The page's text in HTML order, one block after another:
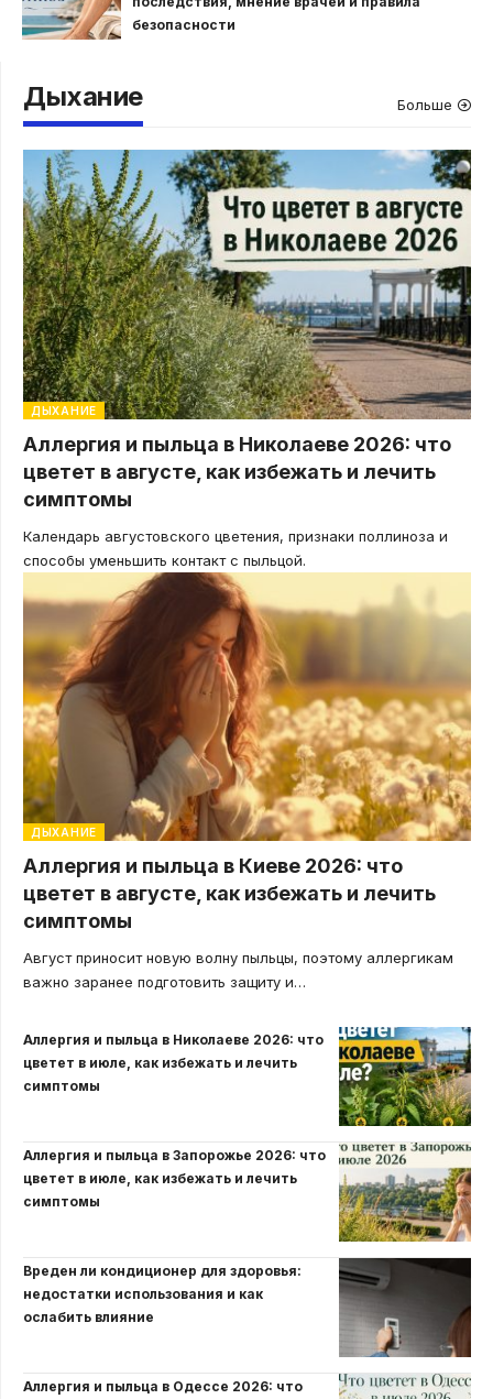
безопасности
Дыхание Больше
ДЫХАНИЕ
Аллергия и пыльца в Николаеве 2026: что
цветет в августе, как избежать и лечить
симптомы
Календарь августовского цветения, признаки поллиноза и
способы уменьшить контакт с пыльцой.
ДЫХАНИЕ
Аллергия и пыльца в Киеве 2026: что
цветет в августе, как избежать и лечить
симптомы
Август приносит новую волну пыльцы, поэтому аллергикам
важно заранее подготовить защиту и…
Аллергия и пыльца в Николаеве 2026: что
цветет в июле, как избежать и лечить
симптомы
Аллергия и пыльца в Запорожье 2026: что
цветет в июле, как избежать и лечить
симптомы
Вреден ли кондиционер для здоровья:
недостатки использования и как
ослабить влияние
Аллергия и пыльца в Одессе 2026: что